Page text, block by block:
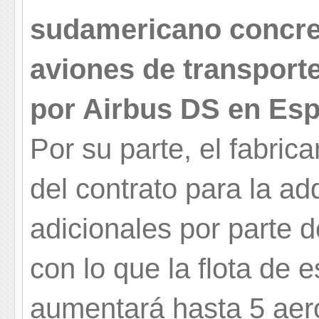
sudamericano
aviones de
por Airbus DS en
Por su parte, el
del contrato para la
adicionales por parte
con lo que la flota de
aumentará hasta 5